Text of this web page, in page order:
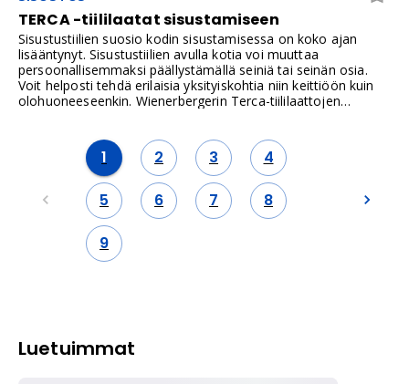
TERCA -tiililaatat sisustamiseen
Sisustustiilien suosio kodin sisustamisessa on koko ajan
lisääntynyt. Sisustustiilien avulla kotia voi muuttaa
persoonallisemmaksi päällystämällä seiniä tai seinän osia.
Voit helposti tehdä erilaisia yksityiskohtia niin keittiöön kuin
olohuoneeseenkin. Wienerbergerin Terca-tiililaattojen
1 2 3 4
5 6 7 8
9
Luetuimmat